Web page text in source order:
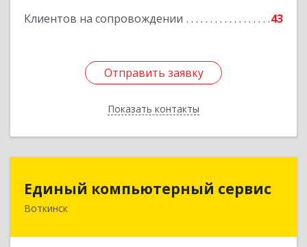
Клиентов на сопровождении 43
Отправить заявку
Показать контакты
Отправить заявку
Назад
Единый компьютерный сервис
Воткинск
Единый компьютерный сервис